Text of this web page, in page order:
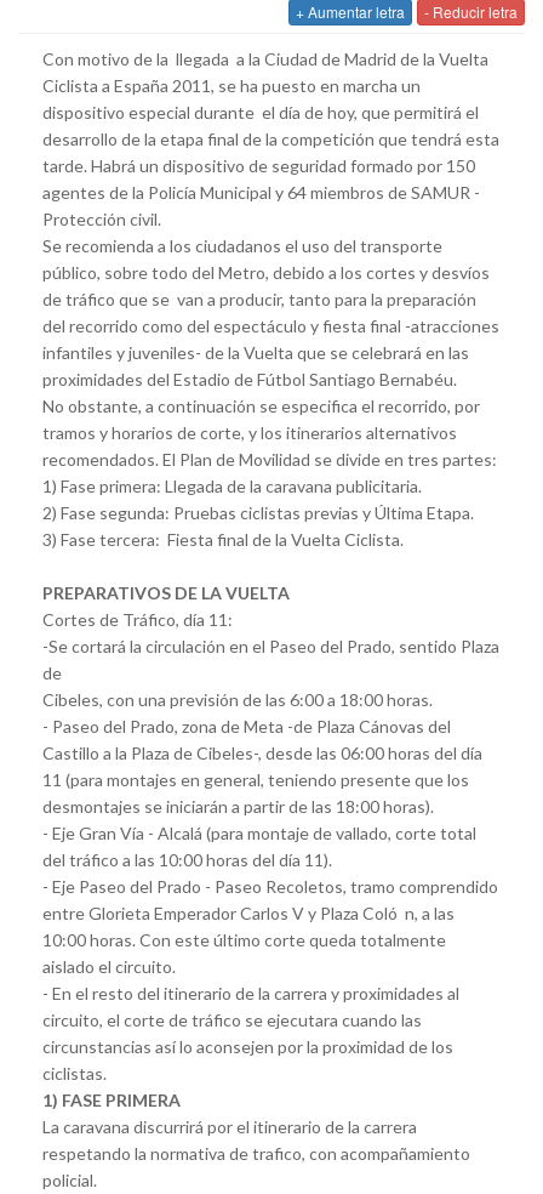
+ Aumentar letra - Reducir letra
Con motivo de la llegada a la Ciudad de Madrid de la Vuelta
Ciclista a España 2011, se ha puesto en marcha un
dispositivo especial durante el día de hoy, que permitirá el
desarrollo de la etapa final de la competición que tendrá esta
tarde. Habrá un dispositivo de seguridad formado por 150
agentes de la Policía Municipal y 64 miembros de SAMUR -
Protección civil.
Se recomienda a los ciudadanos el uso del transporte
público, sobre todo del Metro, debido a los cortes y desvíos
de tráfico que se van a producir, tanto para la preparación
del recorrido como del espectáculo y fiesta final -atracciones
infantiles y juveniles- de la Vuelta que se celebrará en las
proximidades del Estadio de Fútbol Santiago Bernabéu.
No obstante, a continuación se especifica el recorrido, por
tramos y horarios de corte, y los itinerarios alternativos
recomendados. El Plan de Movilidad se divide en tres partes:
1) Fase primera: Llegada de la caravana publicitaria.
2) Fase segunda: Pruebas ciclistas previas y Última Etapa.
3) Fase tercera: Fiesta final de la Vuelta Ciclista.
PREPARATIVOS DE LA VUELTA
Cortes de Tráfico, día 11:
-Se cortará la circulación en el Paseo del Prado, sentido Plaza
de
Cibeles, con una previsión de las 6:00 a 18:00 horas.
- Paseo del Prado, zona de Meta -de Plaza Cánovas del
Castillo a la Plaza de Cibeles-, desde las 06:00 horas del día
11 (para montajes en general, teniendo presente que los
desmontajes se iniciarán a partir de las 18:00 horas).
- Eje Gran Vía - Alcalá (para montaje de vallado, corte total
del tráfico a las 10:00 horas del día 11).
- Eje Paseo del Prado - Paseo Recoletos, tramo comprendido
entre Glorieta Emperador Carlos V y Plaza Coló n, a las
10:00 horas. Con este último corte queda totalmente
aislado el circuito.
- En el resto del itinerario de la carrera y proximidades al
circuito, el corte de tráfico se ejecutara cuando las
circunstancias así lo aconsejen por la proximidad de los
ciclistas.
1) FASE PRIMERA
La caravana discurrirá por el itinerario de la carrera
respetando la normativa de trafico, con acompañamiento
policial.